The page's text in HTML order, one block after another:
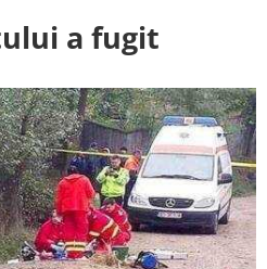
a fugit